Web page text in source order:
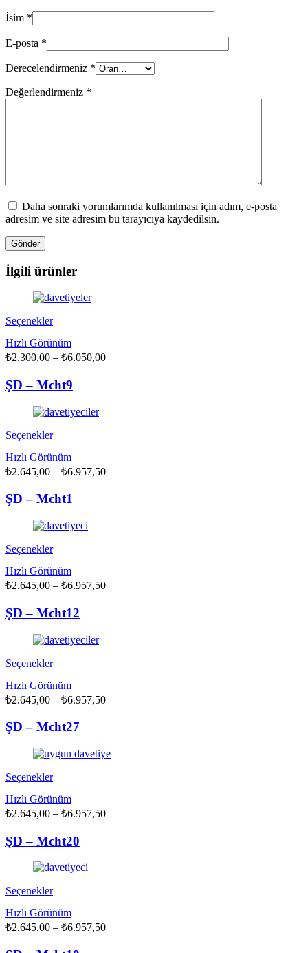
İsim *
E-posta *
Derecelendirmeniz *
Değerlendirmeniz *
Daha sonraki yorumlarımda kullanılması için adım, e-posta
adresim ve site adresim bu tarayıcıya kaydedilsin.
İlgili ürünler
SeçeneklerBu
birden
fazla
var.
Seçenekler
ürün
sayfasından
seçilebilir
Hızlı Görünüm
₺2.300,00 – ₺6.050,00Fiyat
ŞD – Mcht9
SeçeneklerBu
birden
fazla
var.
ürün
sayfasından
seçilebilir
Hızlı Görünüm
₺2.645,00 – ₺6.957,50Fiyat
ŞD – Mcht1
SeçeneklerBu
birden
fazla
var.
Seçenekler
ürün
sayfasından
seçilebilir
Hızlı Görünüm
₺2.645,00 – ₺6.957,50Fiyat
ŞD – Mcht12
SeçeneklerBu
birden
fazla
var.
ürün
sayfasından
seçilebilir
Hızlı Görünüm
₺2.645,00 – ₺6.957,50Fiyat
₺6.957,50
ŞD – Mcht27
SeçeneklerBu
birden
fazla
var.
Seçenekler
ürün
sayfasından
seçilebilir
Hızlı Görünüm
₺2.645,00 – ₺6.957,50Fiyat
ŞD – Mcht20
SeçeneklerBu
birden
fazla
Hızlı Görünüm
₺2.645,00 – ₺6.957,50Fiyat